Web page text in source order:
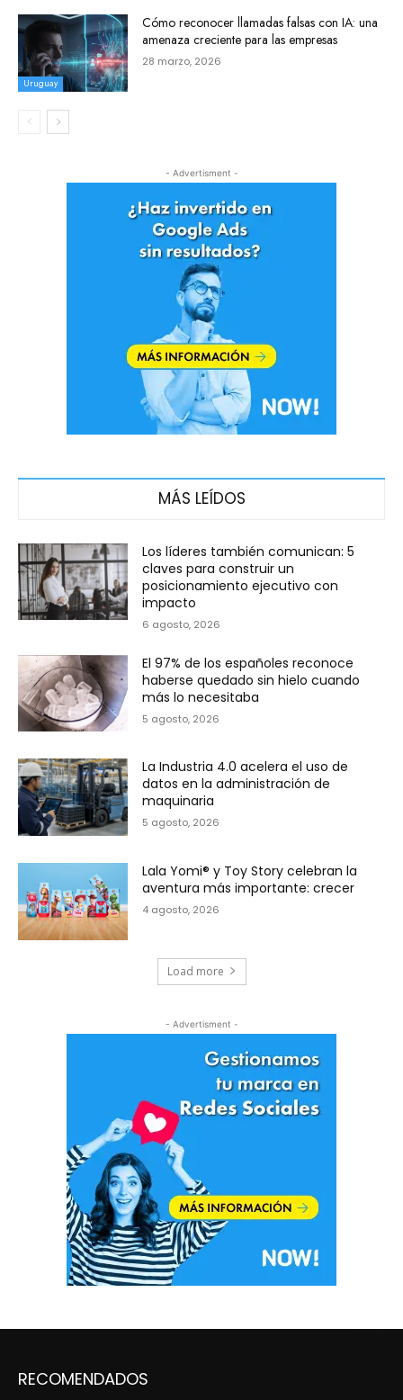
Uruguay
Cómo reconocer llamadas falsas con IA: una
amenaza creciente para las empresas
28 marzo, 2026
- Advertisment -
MÁS LEÍDOS
Los líderes también comunican: 5
claves para construir un
posicionamiento ejecutivo con
impacto
6 agosto, 2026
El 97% de los españoles reconoce
haberse quedado sin hielo cuando
más lo necesitaba
5 agosto, 2026
La Industria 4.0 acelera el uso de
datos en la administración de
maquinaria
5 agosto, 2026
Lala Yomi® y Toy Story celebran la
aventura más importante: crecer
4 agosto, 2026
Load more
- Advertisment -
RECOMENDADOS